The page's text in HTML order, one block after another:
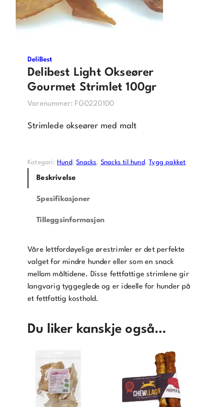
DeliBest
Delibest Light Okseører
Gourmet Strimlet 100gr
Varenummer: FG0220100
Strimlede okseører med malt
Kategori: Hund, Snacks, Snacks til hund, Tygg pakket
Beskrivelse
Spesifikasjoner
Tilleggsinformasjon
Våre lettfordøyelige ørestrimler er det perfekte
valget for mindre hunder eller som en snack
mellom måltidene. Disse fettfattige strimlene gir
langvarig tyggeglede og er ideelle for hunder på
et fettfattig kosthold.
Du liker kanskje også…